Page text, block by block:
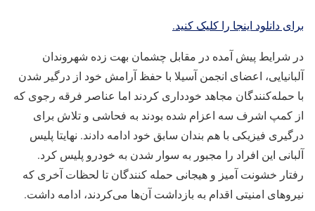
برای دانلود اینجا را کلیک کنید.
در شرایط پیش آمده در مقابل چشمان بهت زده شهروندان
آلبانیایی، اعضای انجمن آسیلا با حفظ آرامش خود از درگیر شدن
با حمله‌کنندگان مجاهد خودداری کردند اما عناصر فرقه رجوی که
از کمپ اشرف سه اعزام شده بودند به فحاشی و تلاش برای
درگیری فیزیکی با هم بندان سابق خود ادامه دادند. نهایتا پلیس
آلبانی این افراد را مجبور به سوار شدن به خودرو پلیس کرد.
رفتار خشونت آمیز و هیجانی حمله کنندگان تا لحظات آخری که
نیروهای امنیتی اقدام به بازداشت آن‌ها می‌کردند، ادامه داشت.